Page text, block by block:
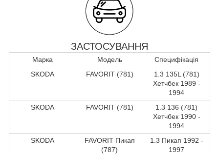
ЗАСТОСУВАННЯ
Марка Модель
Специфікація
SKODA
FAVORIT (781)
1.3 135L (781)
Хетчбек 1989 -
1994
SKODA
FAVORIT (781)
1.3 136 (781)
Хетчбек 1990 -
1994
SKODA
FAVORIT Пикап
(787)
1.3 Пикап 1992 -
1997